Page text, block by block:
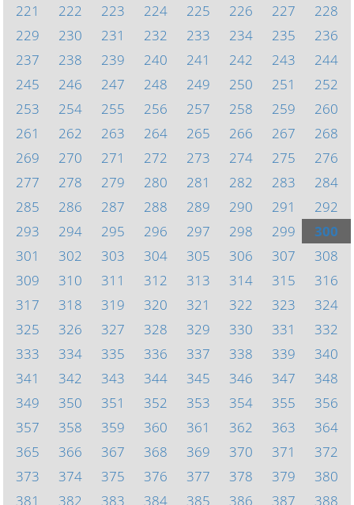
221
222 223 224 225 226 227
228
229
230 231 232 233 234 235
236
237
238 239 240 241 242 243
244
245
246 247 248 249 250 251
252
253
254 255 256 257 258 259
260
261
262 263 264 265 266 267
268
269
270 271 272 273 274 275
276
277
278 279 280 281 282 283
284
285
286 287 288 289 290 291
292
293
294 295 296 297 298 299
300
301
302 303 304 305 306 307
308
309
310 311 312 313 314 315
316
317
318 319 320 321 322 323
324
325
326 327 328 329 330 331
332
333
334 335 336 337 338 339
340
341
342 343 344 345 346 347
348
349
350 351 352 353 354 355
356
357
358 359 360 361 362 363
364
365
366 367 368 369 370 371
372
373
374 375 376 377 378 379
380
381
382 383 384 385 386 387 388